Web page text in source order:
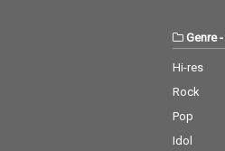
Genre-
Hi-res
Rock
Pop
Idol